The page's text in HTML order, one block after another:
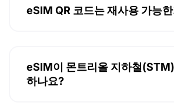
eSIM QR 코드는 재사용 가능
eSIM이 몬트리올 지하철
하나요?